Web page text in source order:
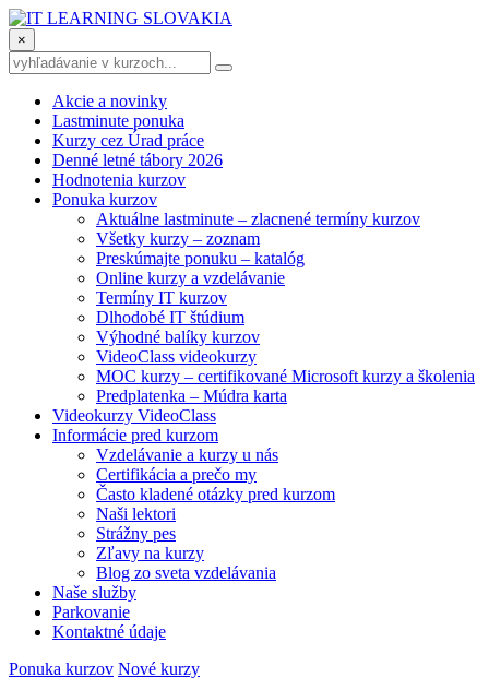
×
Akcie a novinky
Lastminute ponuka
Kurzy cez Úrad práce
Denné letné tábory 2026
Hodnotenia kurzov
Ponuka kurzov
Aktuálne lastminute – zlacnené termíny kurzov
Všetky kurzy – zoznam
Preskúmajte ponuku – katalóg
Online kurzy a vzdelávanie
Termíny IT kurzov
Dlhodobé IT štúdium
Výhodné balíky kurzov
VideoClass videokurzy
MOC kurzy – certifikované Microsoft kurzy a školenia
Predplatenka – Múdra karta
Videokurzy VideoClass
Informácie pred kurzom
Vzdelávanie a kurzy u nás
Certifikácia a prečo my
Často kladené otázky pred kurzom
Naši lektori
Strážny pes
Zľavy na kurzy
Blog zo sveta vzdelávania
Naše služby
Parkovanie
Kontaktné údaje
Ponuka kurzov Nové kurzy